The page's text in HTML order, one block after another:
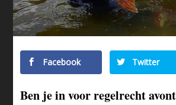
Facebook Twitter
Ben je in voor regelrecht